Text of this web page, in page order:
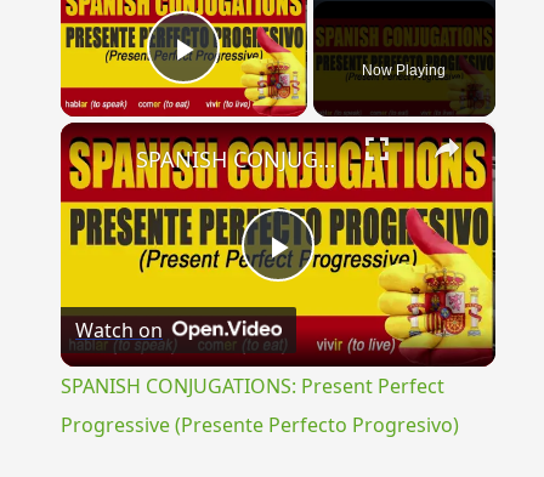
Play Video Now Playing
×
Play
Video
SPANISH CONJUGATIONS: Present Perfect Progressive (Presente Perfecto Progresivo)
Watch on
SPANISH CONJUGATIONS: Present Perfect
Progressive (Presente Perfecto Progresivo)